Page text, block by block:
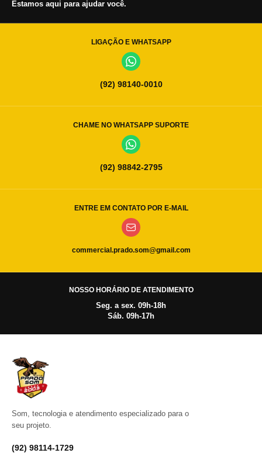
Estamos aqui para ajudar você.
LIGAÇÃO E WHATSAPP
(92) 98140-0010
CHAME NO WHATSAPP SUPORTE
(92) 98842-2795
ENTRE EM CONTATO POR E-MAIL
commercial.prado.som@gmail.com
NOSSO HORÁRIO DE ATENDIMENTO
Seg. a sex. 09h-18h
Sáb. 09h-17h
Som, tecnologia e atendimento especializado para o
seu projeto.
(92) 98114-1729